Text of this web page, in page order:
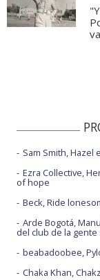
Sam Smith, Hazel
Ezra Collective,
of hope
Beck, Ride
Arde Bogotá,
del club de la gente
beabadoobee,
Chaka Khan,